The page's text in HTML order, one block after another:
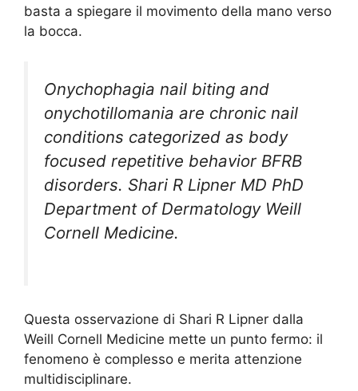
basta a spiegare il movimento della mano verso
la bocca.
Onychophagia nail biting and
onychotillomania are chronic nail
conditions categorized as body
focused repetitive behavior BFRB
disorders. Shari R Lipner MD PhD
Department of Dermatology Weill
Cornell Medicine.
Questa osservazione di Shari R Lipner dalla
Weill Cornell Medicine mette un punto fermo: il
fenomeno è complesso e merita attenzione
multidisciplinare.